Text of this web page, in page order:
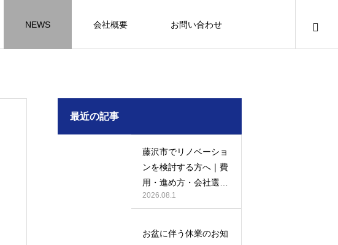
NEWS 会社概要 お問い合わせ
お客様アンケート401
鎌倉市の外壁・屋根塗装は地域密着の
建物の点検・維持管理は信頼できる専
お客様アンケート403
外構はコンクリートと芝生どっちが良
鎌倉市の外壁・屋根塗装は地域密着の
最近の記事
藤沢市でリノベーショ
ンを検討する方へ｜費
用・進め方・会社選び
のポイント
2026.08.1
お盆に伴う休業のお知